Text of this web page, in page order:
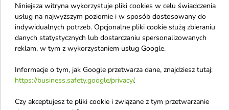

Blend Bourbon Unisex
Woda perfumowana
100 ml

An Equestrian Series
Woda perfumowana
Niniejsza witryna wykorzystuje pliki cookies w celu świadczenia
usług na najwyższym poziomie i w sposób dostosowany do
indywidualnych potrzeb. Opcjonalne pliki cookie służą zbieraniu
danych statystycznych lub dostarczaniu spersonalizowanych
reklam, w tym z wykorzystaniem usług Google.
Informacje o tym, jak Google przetwarza dane, znajdziesz tutaj:
https://business.safety.google/privacy/.
Czy akceptujesz te pliki cookie i związane z tym przetwarzanie